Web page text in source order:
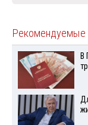
Рекомендуемые
В